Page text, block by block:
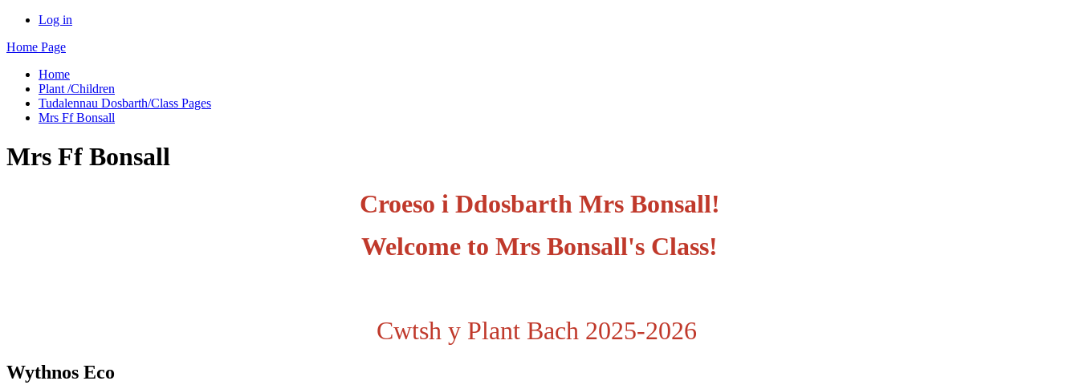
Log in
Home Page
Home
Plant /Children
Tudalennau Dosbarth/Class Pages
Mrs Ff Bonsall
Mrs Ff Bonsall
Croeso i Ddosbarth Mrs Bonsall!
Welcome to Mrs Bonsall's Class!
Cwtsh y Plant Bach 2025-2026
Wythnos Eco